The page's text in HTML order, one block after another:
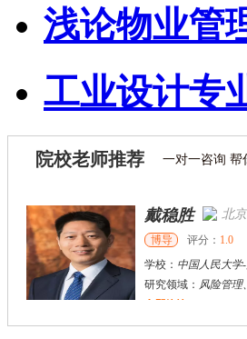
浅论物业管
工业设计专
院校老师推荐 一对一咨询 帮
戴稳胜 北
博导 评分： 1.0
学校： 中国人民大学-
研究领域： 风险管理、
立即咨询
陈传红 武